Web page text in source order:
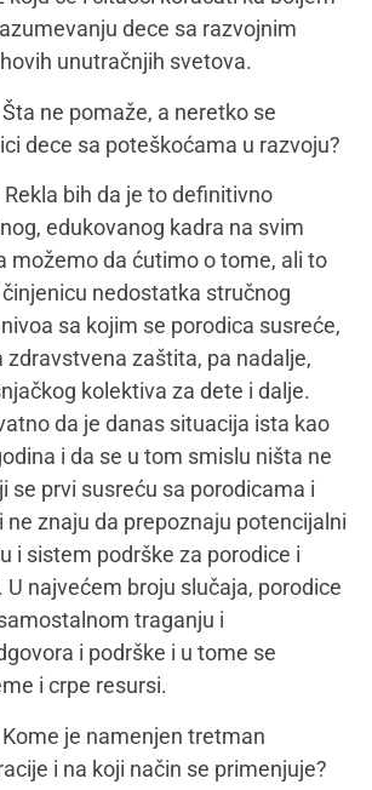
najvećem broju slučaja, porodice
traganju i
i podrške i u tome se
i crpe resursi.
Kome je namenjen tretman
i na koji način se primenjuje?
Senzorna integracija je tretman koji
na čulima kod deteta i tome kako
čula informacije iz spoljašnje
unutar sebe obrađuje i kako šalje
u spoljašnju sredinu. To u
deci smetaju npr. iznenadni i
na koje oni reaguju intenzivno i da
na auditivnoj obradi i auditivnoj
deca su motorno nespretna,
padaju, nesigurna su u
vrtenju, ljuljanju, penjanju.
radi na proprioceptivnom,
i čulu vida. Druga deca će opet,
penju i ljuljaju, prijaće im kada ih
grlimo. Za razliku od prethodno
gde se radi o preosetljivoj deci,
i na tome se radi u okviru